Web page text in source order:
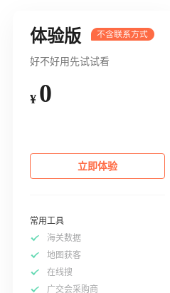
体验版
好不好用先试试看
¥ 0
立即体验
常用工具
海关数据
地图获客
在线搜
广交会采购商